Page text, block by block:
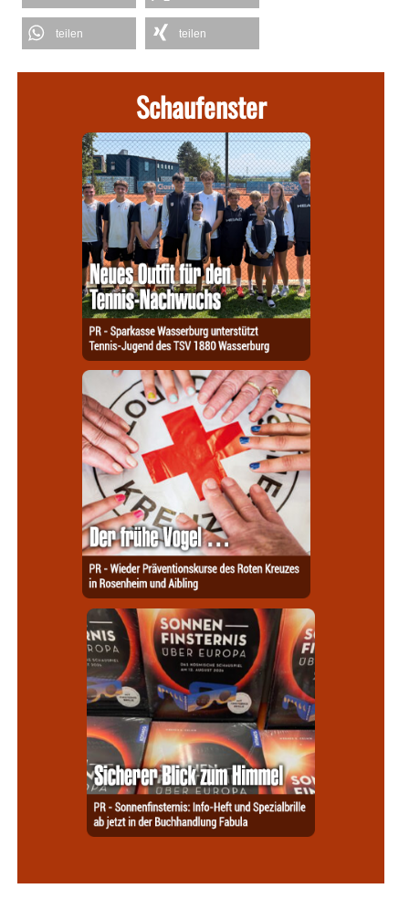
teilen teilen
Schaufenster